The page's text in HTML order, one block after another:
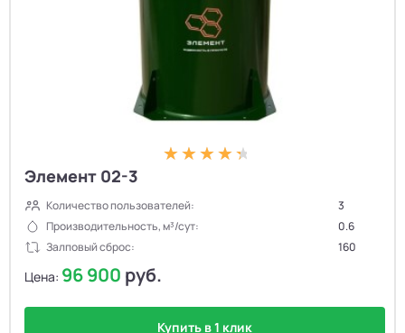
Элемент 02-3
Количество пользователей:
3
Производительность, м³/сут:
0.6
Залповый сброс:
160
Цена: 96 900 руб.
Купить в 1 клик